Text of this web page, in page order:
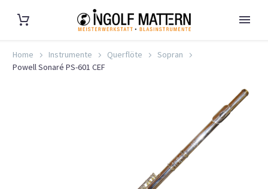
Home Instrumente Querflöte
Sopran
Powell Sonaré PS-601 CEF